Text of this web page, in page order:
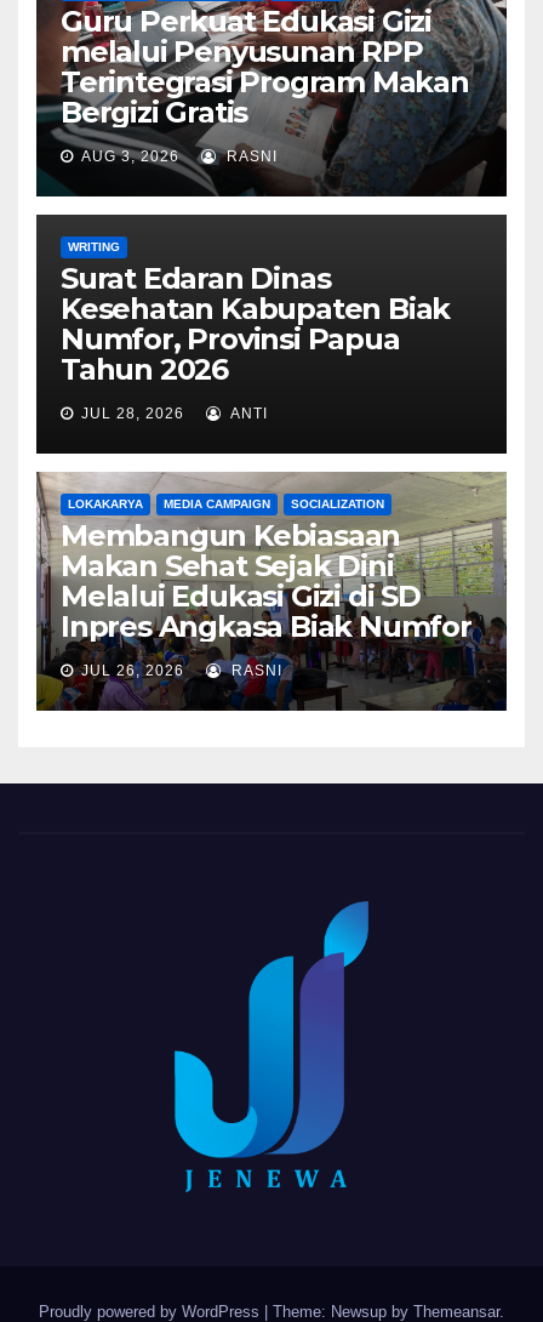
Guru Perkuat Edukasi Gizi
melalui Penyusunan RPP
Terintegrasi Program Makan
Bergizi Gratis
AUG 3, 2026 RASNI
WRITING
Surat Edaran Dinas
Kesehatan Kabupaten Biak
Numfor, Provinsi Papua
Tahun 2026
JUL 28, 2026 ANTI
LOKAKARYA MEDIA CAMPAIGN SOCIALIZATION
Membangun Kebiasaan
Makan Sehat Sejak Dini
Melalui Edukasi Gizi di SD
Inpres Angkasa Biak Numfor
JUL 26, 2026 RASNI
Proudly powered by WordPress | Theme: Newsup by Themeansar.